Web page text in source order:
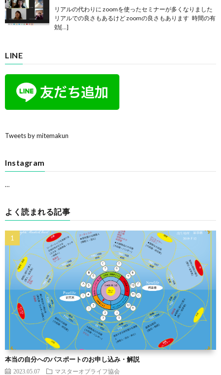
リアルの代わりに zoomを使ったセミナーが多くなりました
リアルでの良さもあるけど zoomの良さもあります 時間の有
効[…]
LINE
Tweets by mitemakun
Instagram
…
よく読まれる記事
本当の自分へのパスポートのお申し込み・解説
2023.05.07 マスターオブライフ協会